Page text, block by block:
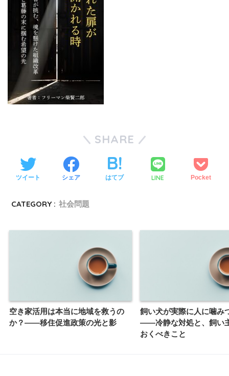
SHARE
ツイート シェア はてブ LINE Pocket
CATEGORY : 社会問題
空き家活用は本当に地域を救うの
か？――移住促進政策の光と影
飼い犬が実際に人に噛み
――冷静な対処と、飼い
おくべきこと